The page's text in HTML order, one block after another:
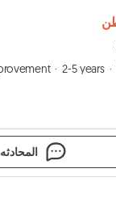
2-5 years
المحادثه